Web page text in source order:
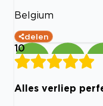
Belgium
delen
10
Alles verliep